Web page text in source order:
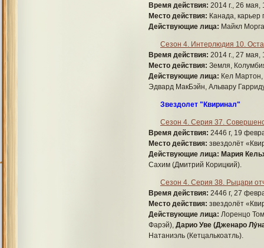
Время действия: 2014 г., 26 мая,
Место действия: Канада, карьер
Действующие лица: Майкл
Сезон 4. Интерлюдия 10.
Время действия: 2014 г., 27 мая,
Место действия: Земля,
Действующие лица: Кел
Эдвард МакБэйн, Альвару
Звездолет "Квиринал"
Сезон 4. Серия 37.
Время действия: 2446 г, 19
Место действия: звездолёт
Действующие лица: Мария
Сахим (Дмитрий Корицкий).
Сезон 4. Серия 38. Рыцари
Время действия: 2446 г, 27
Место действия: звездолёт
Действующие лица: Лоренцо
Фарэй), Дарио Уве (Дженаро
Натаниэль (Кетцалькоатль).